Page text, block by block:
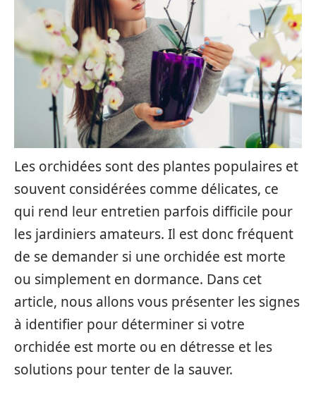
Les orchidées sont des plantes populaires et
souvent considérées comme délicates, ce
qui rend leur entretien parfois difficile pour
les jardiniers amateurs. Il est donc fréquent
de se demander si une orchidée est morte
ou simplement en dormance. Dans cet
article, nous allons vous présenter les signes
à identifier pour déterminer si votre
orchidée est morte ou en détresse et les
solutions pour tenter de la sauver.